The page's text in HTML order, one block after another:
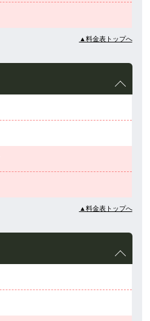
▲料金表トップへ
▲料金表トップへ